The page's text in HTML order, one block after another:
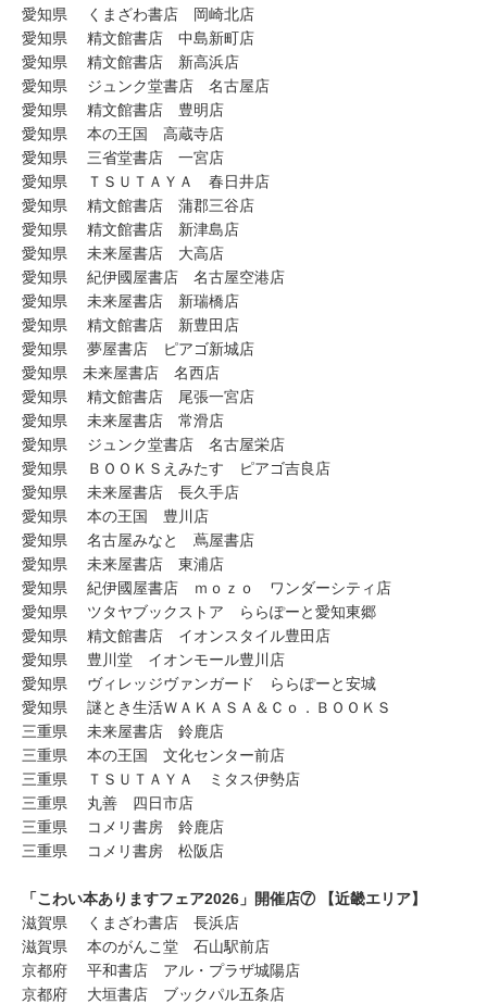
愛知県 くまざわ書店 岡崎北店
愛知県 精文館書店 中島新町店
愛知県 精文館書店 新高浜店
愛知県 ジュンク堂書店 名古屋店
愛知県 精文館書店 豊明店
愛知県 本の王国 高蔵寺店
愛知県 三省堂書店 一宮店
愛知県 ＴＳＵＴＡＹＡ 春日井店
愛知県 精文館書店 蒲郡三谷店
愛知県 精文館書店 新津島店
愛知県 未来屋書店 大高店
愛知県 紀伊國屋書店 名古屋空港店
愛知県 未来屋書店 新瑞橋店
愛知県 精文館書店 新豊田店
愛知県 夢屋書店 ピアゴ新城店
愛知県 未来屋書店 名西店
愛知県 精文館書店 尾張一宮店
愛知県 未来屋書店 常滑店
愛知県 ジュンク堂書店 名古屋栄店
愛知県 ＢＯＯＫＳえみたす ピアゴ吉良店
愛知県 未来屋書店 長久手店
愛知県 本の王国 豊川店
愛知県 名古屋みなと 蔦屋書店
愛知県 未来屋書店 東浦店
愛知県 紀伊國屋書店 ｍｏｚｏ ワンダーシティ店
愛知県 ツタヤブックストア ららぽーと愛知東郷
愛知県 精文館書店 イオンスタイル豊田店
愛知県 豊川堂 イオンモール豊川店
愛知県 ヴィレッジヴァンガード ららぽーと安城
愛知県 謎とき生活ＷＡＫＡＳＡ＆Ｃｏ．ＢＯＯＫＳ
三重県 未来屋書店 鈴鹿店
三重県 本の王国 文化センター前店
三重県 ＴＳＵＴＡＹＡ ミタス伊勢店
三重県 丸善 四日市店
三重県 コメリ書房 鈴鹿店
三重県 コメリ書房 松阪店
「こわい本ありますフェア2026」開催店⑦ 【近畿エリア】
滋賀県 くまざわ書店 長浜店
滋賀県 本のがんこ堂 石山駅前店
京都府 平和書店 アル・プラザ城陽店
京都府 大垣書店 ブックパル五条店